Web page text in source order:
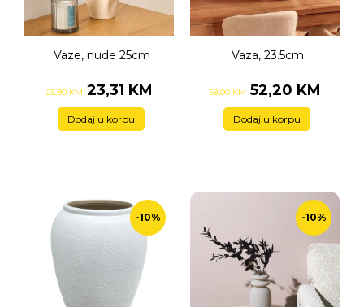
Vaze, nude 25cm
25,90 KM 23,31 KM
Dodaj u korpu
Vaza, 23.5cm
58,00 KM 52,20 KM
Dodaj u korpu
-10% -10%